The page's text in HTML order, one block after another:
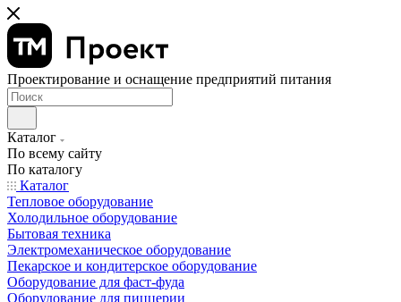
Проектирование и оснащение предприятий питания
Каталог
По всему сайту
По каталогу
Каталог
Тепловое оборудование
Холодильное оборудование
Бытовая техника
Электромеханическое оборудование
Пекарское и кондитерское оборудование
Оборудование для фаст-фуда
Оборудование для пиццерии